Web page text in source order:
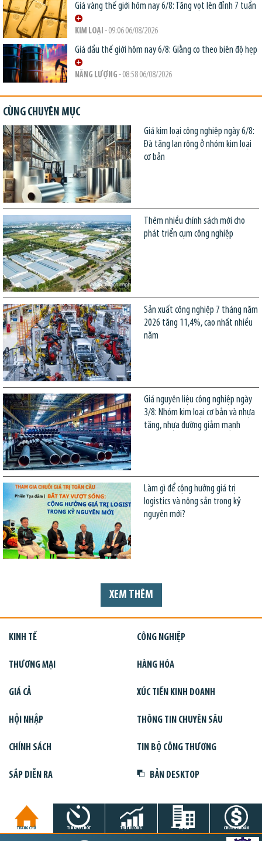
Giá vàng thế giới hôm nay 6/8: Tăng vọt lên đỉnh 7 tuần
KIM LOẠI - 09:06 06/08/2026
Giá dầu thế giới hôm nay 6/8: Giằng co theo biên độ hẹp
NĂNG LƯỢNG - 08:58 06/08/2026
CÙNG CHUYÊN MỤC
Giá kim loại công nghiệp ngày 6/8:
Đà tăng lan rộng ở nhóm kim loại
cơ bản
Thêm nhiều chính sách mới cho
phát triển cụm công nghiệp
Sản xuất công nghiệp 7 tháng năm
2026 tăng 11,4%, cao nhất nhiều
năm
Giá nguyên liệu công nghiệp ngày
3/8: Nhóm kim loại cơ bản và nhựa
tăng, nhựa đường giảm mạnh
Làm gì để cộng hưởng giá trị
logistics và nông sản trong kỷ
nguyên mới?
XEM THÊM
KINH TẾ CÔNG NGHIỆP
THƯƠNG MẠI HÀNG HÓA
GIÁ CẢ XÚC TIẾN KINH DOANH
HỘI NHẬP THÔNG TIN CHUYÊN SÂU
CHÍNH SÁCH TIN BỘ CÔNG THƯƠNG
SẮP DIỄN RA BẢN DESKTOP
TRANG CHỦ TIN GIỜ CHÓT THỊ TRƯỜNG DỰ ÁN CHỨNG KHOÁN